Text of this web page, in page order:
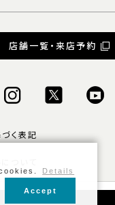
店舗一覧・来店予約
く表記
Details
Accept